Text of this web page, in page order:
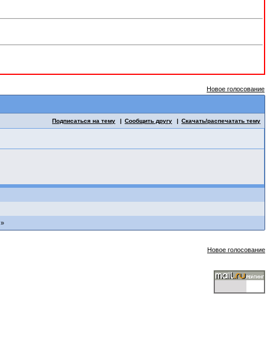
Новое голосование
Подписаться на тему Сообщить другу Скачать/распечатать тему
Новое голосование